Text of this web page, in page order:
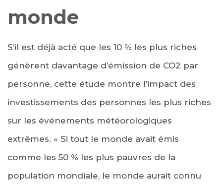
monde
S’il est déjà acté que les 10 % les plus riches
génèrent davantage d’émission de CO2 par
personne, cette étude montre l’impact des
investissements des personnes les plus riches
sur les événements météorologiques
extrêmes. « Si tout le monde avait émis
comme les 50 % les plus pauvres de la
population mondiale, le monde aurait connu